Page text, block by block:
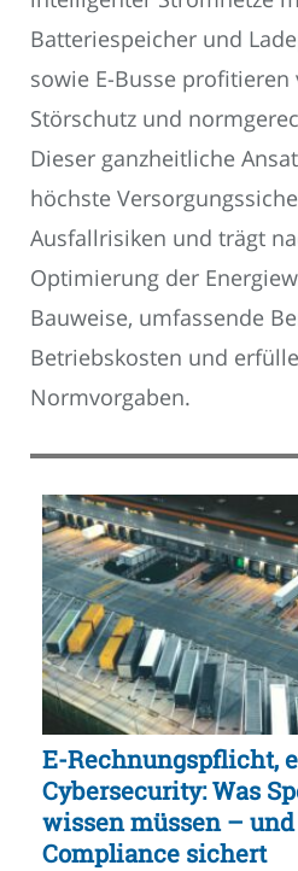
Batteriespeicher und
sowie E-Busse profitieren
Störschutz und
Dieser ganzheitliche
höchste
Ausfallrisiken und trägt
Optimierung der
Bauweise, umfassende
Betriebskosten und
Normvorgaben.
E-Rechnungspflicht,
Cybersecurity: Was
wissen müssen –
Compliance sichert